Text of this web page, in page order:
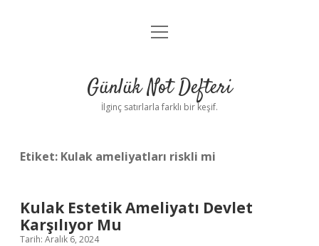
Anasayfa
Yasal Uyarı
menüyü
Günlük Not Defteri
İlginç satırlarla farklı bir keşif.
Etiket: Kulak ameliyatları riskli mi
Kulak Estetik Ameliyatı Devlet
Karşılıyor Mu
Tarih: Aralık 6, 2024